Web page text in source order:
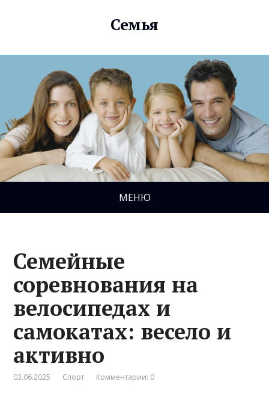
Семья
МЕНЮ
Семейные
соревнования на
велосипедах и
самокатах: весело и
активно
03.06.2025 Спорт Комментарии: 0